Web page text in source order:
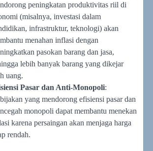
peningkatan produktivitas riil di
(misalnya, investasi dalam
infrastruktur, teknologi) akan
menahan inflasi dengan
pasokan barang dan jasa,
lebih banyak barang yang dikejar
uang.
Pasar dan Anti-Monopoli:
yang mendorong efisiensi pasar dan
monopoli dapat membantu menekan
karena persaingan akan menjaga harga
rendah.